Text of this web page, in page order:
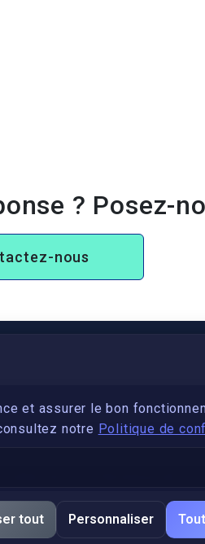
? Posez-
nous
et assurer le bon
notre Politique de
tout Personnaliser
IronSkill Academy
fin de l'obligation entre les
2016/1191)